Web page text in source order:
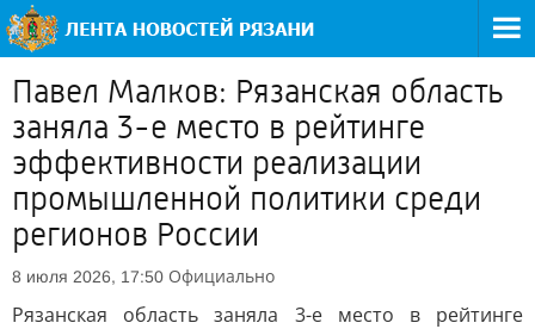
Павел Малков: Рязанская область
заняла 3-е место в рейтинге
эффективности реализации
промышленной политики среди
регионов России
8 июля 2026, 17:50 Официально
Рязанская область заняла 3-е место в рейтинге